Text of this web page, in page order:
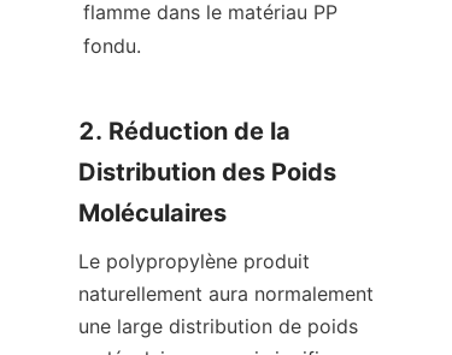
flamme dans le matériau PP
fondu.
2. Réduction de la
Distribution des Poids
Moléculaires
Le polypropylène produit
naturellement aura normalement
une large distribution de poids